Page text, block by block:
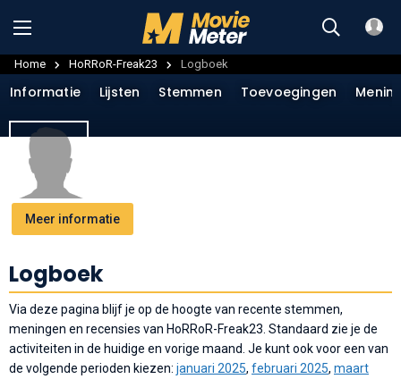
Home HoRRoR-Freak23 Logboek
Meer informatie
Informatie Lijsten Stemmen Toevoegingen
Logboek
Via deze pagina blijf je op de hoogte van recente stemmen,
meningen en recensies van HoRRoR-Freak23. Standaard zie je de
activiteiten in de huidige en vorige maand. Je kunt ook voor een van
de volgende perioden kiezen: januari 2025, februari 2025, maart